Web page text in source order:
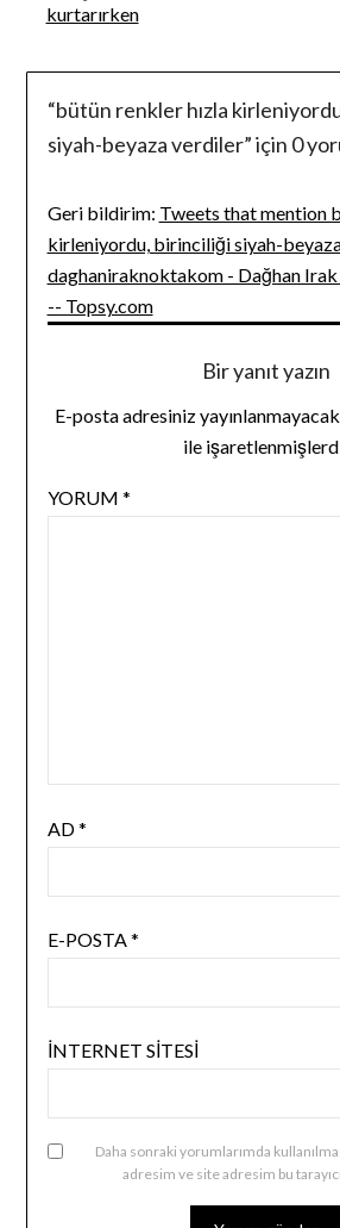
kurtarırken
“bütün renkler hızla
siyah-beyaza verdiler” için 0
Geri bildirim: Tweets that mention
kirleniyordu, birinciliği siyah-
daghaniraknoktakom - Dağhan
-- Topsy.com
Bir yanıt yazın
E-posta adresiniz yayınlanmayacak.
ile
YORUM *
AD*
E-POSTA *
İNTERNET SITESI
Daha sonraki yorumlarımda
adresim ve site adresim bu